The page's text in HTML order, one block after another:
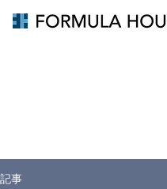
てるならフォーミュラハウス
記事